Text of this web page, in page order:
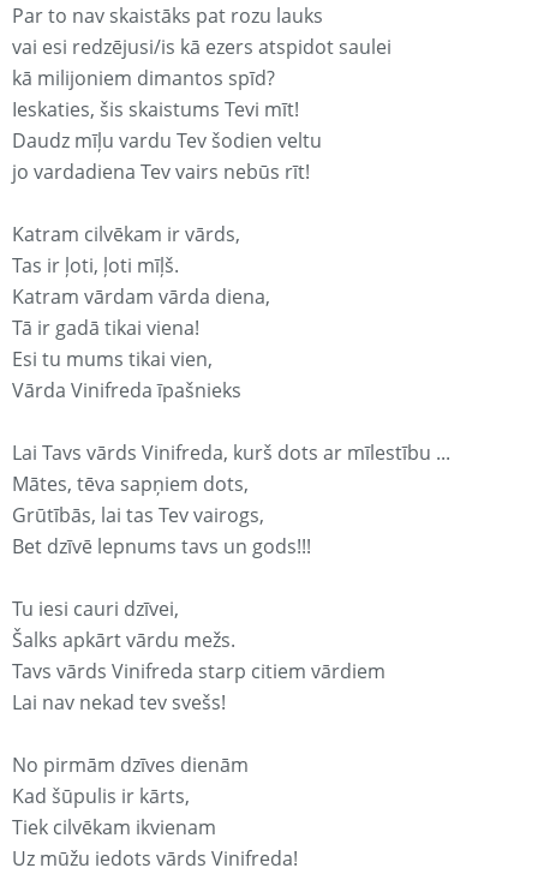
Par to nav skaistāks pat rozu lauks
vai esi redzējusi/is kā ezers atspidot saulei
kā milijoniem dimantos spīd?
Ieskaties, šis skaistums Tevi mīt!
Daudz mīļu vardu Tev šodien veltu
jo vardadiena Tev vairs nebūs rīt!
Katram cilvēkam ir vārds,
Tas ir ļoti, ļoti mīļš.
Katram vārdam vārda diena,
Tā ir gadā tikai viena!
Esi tu mums tikai vien,
Vārda Vinifreda īpašnieks
Lai Tavs vārds Vinifreda, kurš dots ar mīlestību ...
Mātes, tēva sapņiem dots,
Grūtībās, lai tas Tev vairogs,
Bet dzīvē lepnums tavs un gods!!!
Tu iesi cauri dzīvei,
Šalks apkārt vārdu mežs.
Tavs vārds Vinifreda starp citiem vārdiem
Lai nav nekad tev svešs!
No pirmām dzīves dienām
Kad šūpulis ir kārts,
Tiek cilvēkam ikvienam
Uz mūžu iedots vārds Vinifreda!